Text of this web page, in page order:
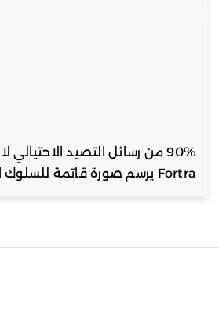
90% من رسائل التصيد الاحتيالي
Fortra يرسم صورة قاتمة للسلوك البشري